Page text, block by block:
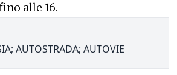
alle 16.
AUTOSTRADA; AUTOVIE